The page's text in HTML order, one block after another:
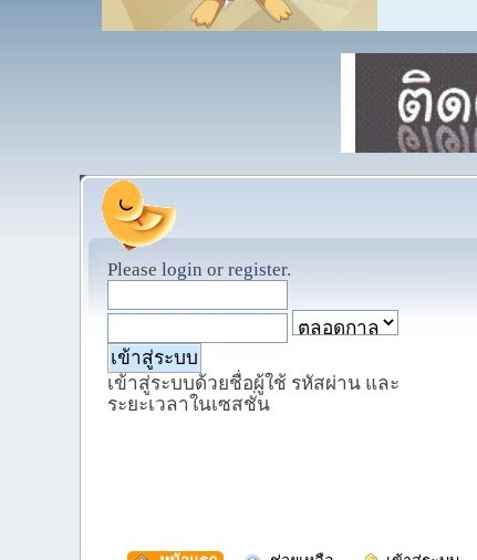
Please login or register.
เข้าสู่ระบบด้วยชื่อผู้ใช้ รหัสผ่าน และ
ระยะเวลาในเซสชั่น